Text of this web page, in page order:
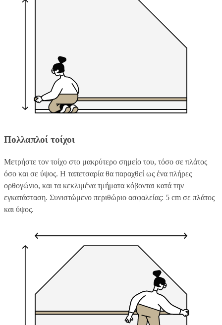
Πολλαπλοί τοίχοι
Μετρήστε τον τοίχο στο μακρύτερο σημείο του, τόσο σε πλάτος
όσο και σε ύψος. Η ταπετσαρία θα παραχθεί ως ένα πλήρες
ορθογώνιο, και τα κεκλιμένα τμήματα κόβονται κατά την
εγκατάσταση. Συνιστώμενο περιθώριο ασφαλείας: 5 cm σε πλάτος
και ύψος.